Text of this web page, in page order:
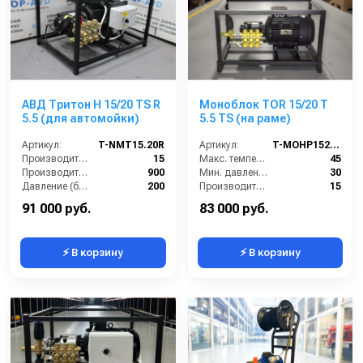
АВД Тритон H 15/20 TS R
5.5 (для автомойки)
Артикул:
T-NMT15.20R
Производительность (л/мин):
15
Производительность (л/ч):
900
Давление (бар):
200
91 000 руб.
⚡ В корзину
Моноблок TOR 15/20 T
5.5 TS (на раме)
Артикул:
T-MOHP1520R
Макс. температура воды (°C):
45
Мин. давление (бар):
30
Производительность (л/мин):
15
83 000 руб.
⚡ В корзину